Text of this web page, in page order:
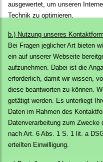
ausgewertet, um unseren
Technik zu optimieren.
b.) Nutzung unseres
Bei Fragen jeglicher Art bieten
ein auf unserer Webseite
aufzunehmen. Dabei ist die
erforderlich, damit wir wissen,
diese beantworten zu können.
getätigt werden. Es unterliegt
Daten im Rahmen des
Datenverarbeitung zum
nach Art. 6 Abs. 1 S. 1 lit. a
erteilten Einwilligung.